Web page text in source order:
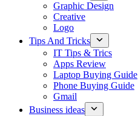
Graphic Design
Creative
Logo
Tips And Tricks
IT Tips & Trics
Apps Review
Laptop Buying Guide
Phone Buying Guide
Gmail
Business ideas